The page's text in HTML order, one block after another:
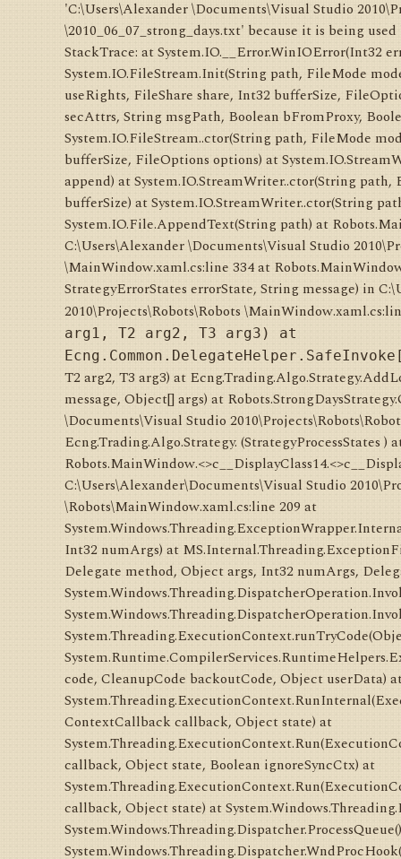
'C:\Users\Alexander \Documents\Visual Studio
\2010_06_07_strong_days.txt' because it is being
StackTrace: at System.IO.__Error.WinIOError(Int32
System.IO.FileStream.Init(String path, FileMode
useRights, FileShare share, Int32 bufferSize,
secAttrs, String msgPath, Boolean bFromProxy,
System.IO.FileStream..ctor(String path, FileMode
bufferSize, FileOptions options) at
append) at System.IO.StreamWriter..ctor(String
bufferSize) at System.IO.StreamWriter..ctor(String
System.IO.File.AppendText(String path) at
C:\Users\Alexander \Documents\Visual Studio
\MainWindow.xaml.cs:line 334 at
StrategyErrorStates errorState, String message) in
2010\Projects\Robots\Robots
arg1, T2 arg2, T3 arg3) at
T2 arg2, T3 arg3) at
message, Object[] args) at
\Documents\Visual Studio
Ecng.Trading.Algo.Strategy. (StrategyProcessStates )
C:\Users\Alexander\Documents\Visual Studio
\Robots\MainWindow.xaml.cs:line 209 at
Int32 numArgs) at
Delegate method, Object args, Int32 numArgs,
code, CleanupCode backoutCode, Object userData)
ContextCallback callback, Object state) at
callback, Object state, Boolean ignoreSyncCtx) at
callback, Object state) at